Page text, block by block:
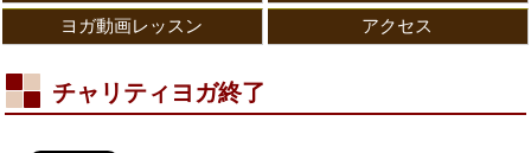
ヨガ動画レッスン アクセス
チャリティヨガ終了